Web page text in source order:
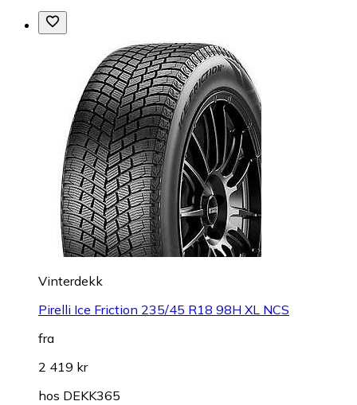
Vinterdekk
Pirelli Ice Friction 235/45 R18 98H XL NCS
fra
2 419 kr
hos DEKK365